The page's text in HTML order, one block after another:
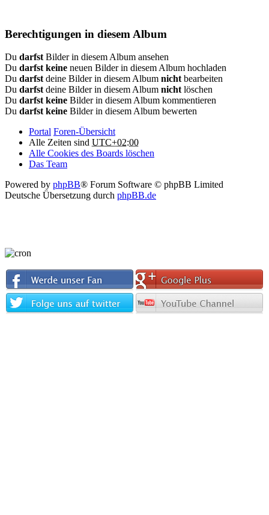
Berechtigungen in diesem Album
Du darfst Bilder in diesem Album ansehen
Du darfst keine neuen Bilder in diesem Album hochladen
Du darfst deine Bilder in diesem Album nicht bearbeiten
Du darfst deine Bilder in diesem Album nicht löschen
Du darfst keine Bilder in diesem Album kommentieren
Du darfst keine Bilder in diesem Album bewerten
Portal Foren-Übersicht
Alle Zeiten sind UTC+02:00
Alle Cookies des Boards löschen
Das Team
Powered by phpBB® Forum Software © phpBB Limited
Deutsche Übersetzung durch phpBB.de